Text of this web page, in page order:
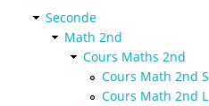
Seconde
Math 2nd
Cours Maths 2nd
Cours Math 2nd S
Cours Math 2nd L